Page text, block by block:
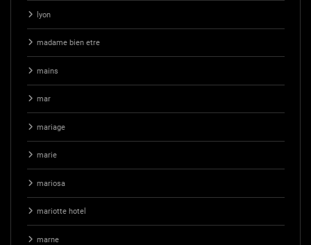
lyon
madame bien etre
mains
mar
mariage
marie
mariosa
mariotte hotel
marne